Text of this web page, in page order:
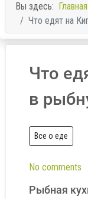
Вы здесь: Главная
Что едят на
Что
в
Все о еде
No comments
Рыбная